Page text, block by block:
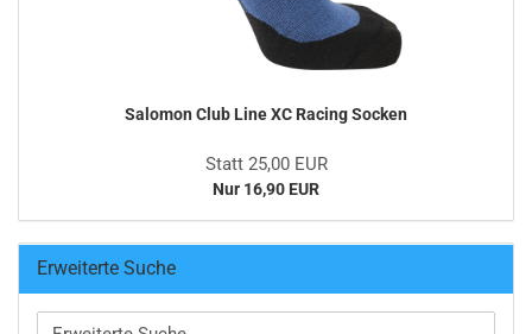
Salomon Club Line XC Racing Socken
Statt 25,00 EUR
Nur 16,90 EUR
Erweiterte Suche
Erweiterte